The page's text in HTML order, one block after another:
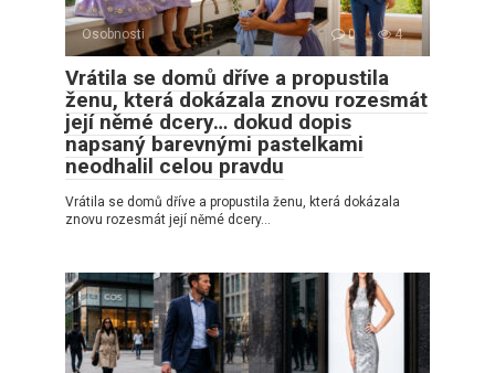
Osobnosti 0 4
Vrátila se domů dříve a propustila
ženu, která dokázala znovu rozesmát
její němé dcery… dokud dopis
napsaný barevnými pastelkami
neodhalil celou pravdu
Vrátila se domů dříve a propustila ženu, která dokázala
znovu rozesmát její němé dcery…